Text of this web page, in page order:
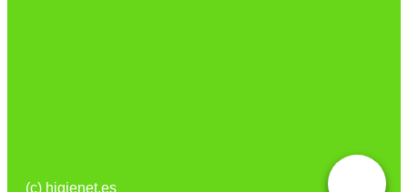
(c) higienet.es